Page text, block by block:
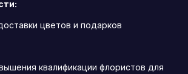
цветов и подарков
квалификации флористов для